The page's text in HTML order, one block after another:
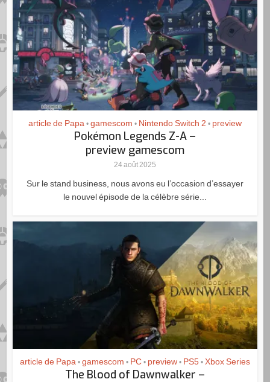
article de Papa • gamescom • Nintendo Switch 2 • preview
Pokémon Legends Z-A –
preview gamescom
24 août 2025
Sur le stand business, nous avons eu l’occasion d’essayer
le nouvel épisode de la célèbre série...
article de Papa • gamescom • PC • preview • PS5 • Xbox Series
The Blood of Dawnwalker –